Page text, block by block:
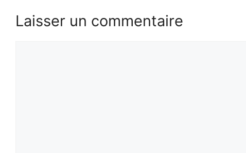
Laisser un commentaire